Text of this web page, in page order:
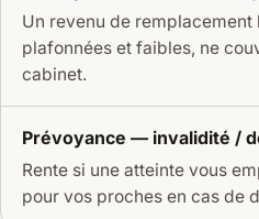
Un revenu de remplacement
plafonnées et faibles, ne
cabinet.
Prévoyance — invalidité /
Rente si une atteinte vous
pour vos proches en cas de